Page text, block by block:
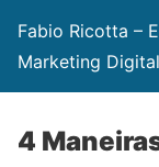
Fabio Ricotta –
Marketing Digital
4